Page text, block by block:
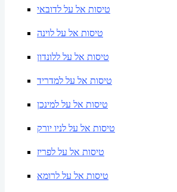
טיסות אל על לדובאי
טיסות אל על לוינה
טיסות אל על ללונדון
טיסות אל על למדריד
טיסות אל על למינכן
טיסות אל על לניו יורק
טיסות אל על לפריז
טיסות אל על לרומא